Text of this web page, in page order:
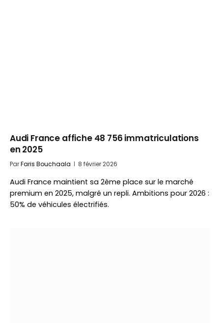
Audi France affiche 48 756 immatriculations
en 2025
ParFaris Bouchaala 8 février 2026
Audi France maintient sa 2ème place sur le marché
premium en 2025, malgré un repli. Ambitions pour 2026 :
50% de véhicules électrifiés.